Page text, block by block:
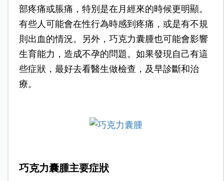
部疼痛或脹痛，特別是在月經來的時候更明顯。
有些人可能會在性行為時感到疼痛，或是有不規
則出血的情況。另外，巧克力囊腫也可能會影響
生育能力，造成不孕的問題。如果發現自己有這
些症狀，最好去看醫生做檢查，及早診斷和治
療。
巧克力囊腫主要症狀